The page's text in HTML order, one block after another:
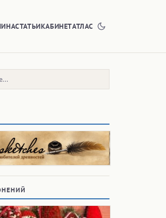
СТАТЬИКАБИНЕТАТЛАС